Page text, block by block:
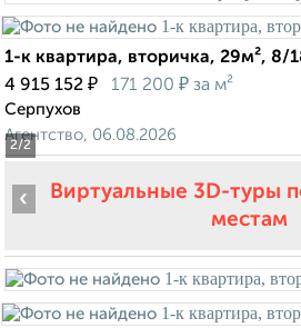
2/2
1-к квартира, вторичка, 29м², 8/
4 915 152 ₽ 171 200 ₽ за м²
Серпухов
Агентство, 06.08.2026
Виртуальные 3D-туры
местам
‹